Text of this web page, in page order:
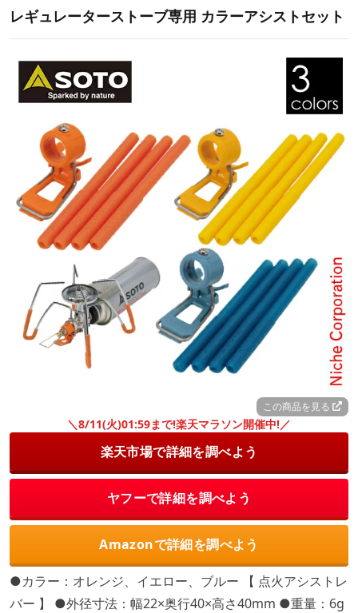
レギュレーターストーブ専用 カラーアシストセット
この商品を見る
＼8/11(火)01:59まで!楽天マラソン開催中!／
楽天市場で詳細を調べよう
ヤフーで詳細を調べよう
Amazonで詳細を調べよう
●カラー：オレンジ、イエロー、ブルー 【 点火アシストレ
バー 】 ●外径寸法：幅22×奥行40×高さ40mm ●重量：6g